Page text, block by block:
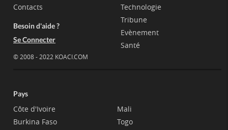
Contacts
Besoin d'aide ?
Se Connecter
© 2008 - 2022 KOACI.COM
Technologie
Tribune
Evènement
Santé
Pays
Côte d'Ivoire
Burkina Faso
Mali
Togo